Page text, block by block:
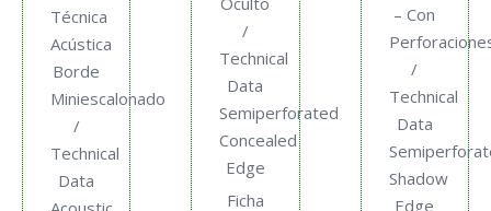
Técnica
Acústica
Borde
Miniescalonado
/
Technical
Data
/
Technical
Data
Semiperforated
Concealed
Edge
Ficha
– Con
/
Technical
Data
Shadow
Edge